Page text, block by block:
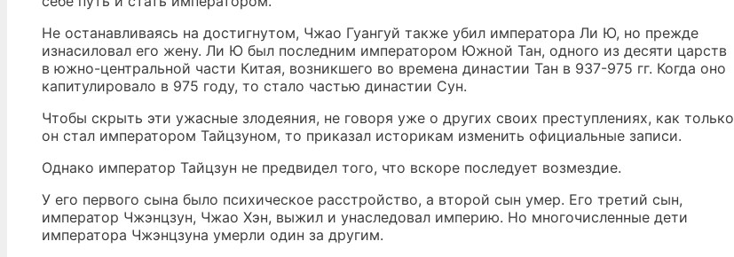
Не останавливаясь на достигнутом, Чжао Гуангуй также убил императора Ли Ю, но прежде
изнасиловал его жену. Ли Ю был последним императором Южной Тан, одного из десяти царств
в южно-центральной части Китая, возникшего во времена династии Тан в 937-975 гг. Когда оно
капитулировало в 975 году, то стало частью династии Сун.
Чтобы скрыть эти ужасные злодеяния, не говоря уже о других своих преступлениях, как только
он стал императором Тайцзуном, то приказал историкам изменить официальные записи.
Однако император Тайцзун не предвидел того, что вскоре последует возмездие.
У его первого сына было психическое расстройство, а второй сын умер. Его третий сын,
император Чжэнцзун, Чжао Хэн, выжил и унаследовал империю. Но многочисленные дети
императора Чжэнцзуна умерли один за другим.